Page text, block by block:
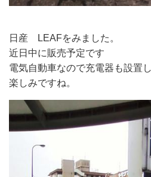
日産 LEAFをみました。
近日中に販売予定です
電気自動車なので充電器も設置
楽しみですね。